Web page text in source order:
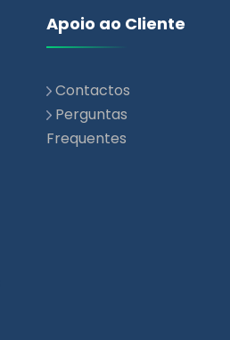
Apoio ao Cliente
Contactos
Perguntas
Frequentes